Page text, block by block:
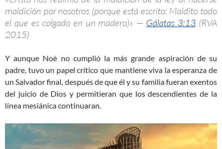
maldición por nosotros (porque está escrito: Maldito todo
el que es colgado en un madero)» — Gálatas 3:13 (RVA
2015)
Y aunque Noé no cumplió la más grande aspiración de su
padre, tuvo un papel crítico que mantiene viva la esperanza de
un Salvador final, después de que él y su familia fueran exentos
del juicio de Dios y permitieran que los descendientes de la
línea mesiánica continuaran.